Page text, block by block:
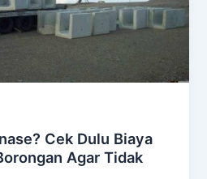
Cek Dulu Biaya
Agar Tidak